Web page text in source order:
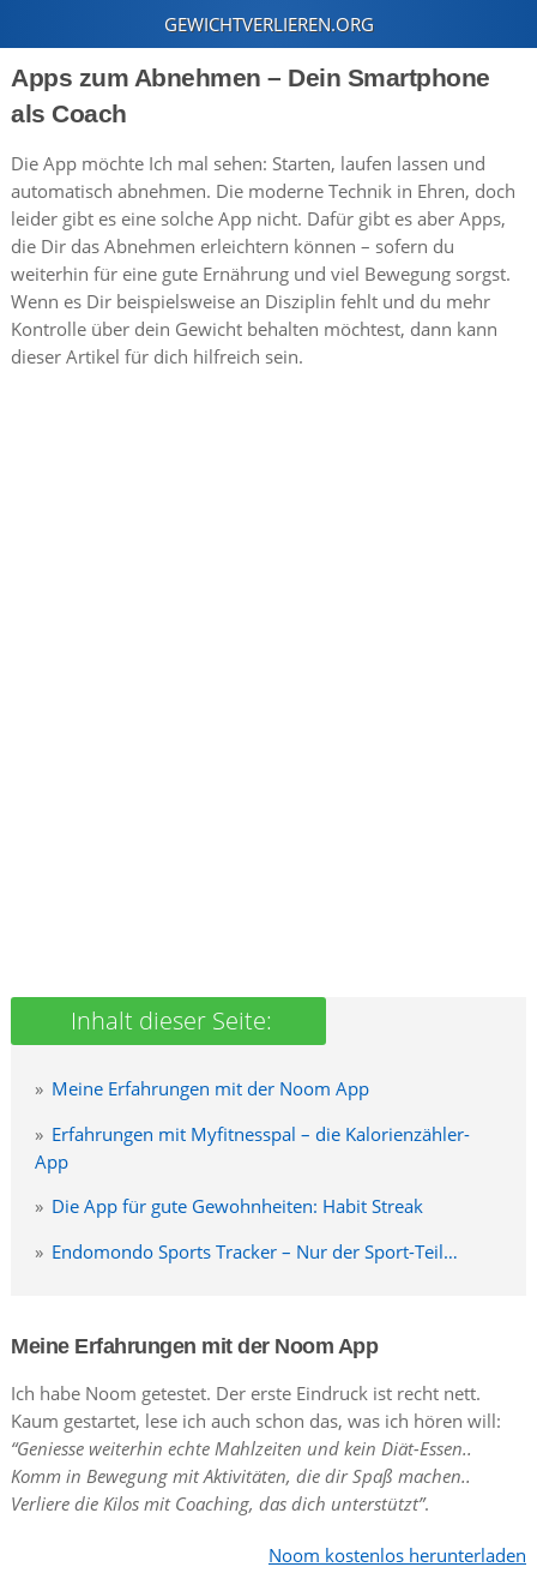
Apps zum Abnehmen – Dein Smartphone
als Coach
Die App möchte Ich mal sehen: Starten, laufen lassen und
automatisch abnehmen. Die moderne Technik in Ehren, doch
leider gibt es eine solche App nicht. Dafür gibt es aber Apps,
die Dir das Abnehmen erleichtern können – sofern du
weiterhin für eine gute Ernährung und viel Bewegung sorgst.
Wenn es Dir beispielsweise an Disziplin fehlt und du mehr
Kontrolle über dein Gewicht behalten möchtest, dann kann
dieser Artikel für dich hilfreich sein.
Meine Erfahrungen mit der Noom App
Erfahrungen mit Myfitnesspal – die Kalorienzähler-
App
Die App für gute Gewohnheiten: Habit Streak
Endomondo Sports Tracker – Nur der Sport-Teil…
Meine Erfahrungen mit der Noom App
Ich habe Noom getestet. Der erste Eindruck ist recht nett.
Kaum gestartet, lese ich auch schon das, was ich hören will:
“Geniesse weiterhin echte Mahlzeiten und kein Diät-Essen..
Komm in Bewegung mit Aktivitäten, die dir Spaß machen..
Verliere die Kilos mit Coaching, das dich unterstützt”.
Noom kostenlos herunterladen